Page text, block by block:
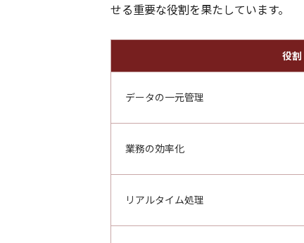
せる重要な役割を果たしています。
役割
データの一元管理
業務の効率化
リアルタイム処理